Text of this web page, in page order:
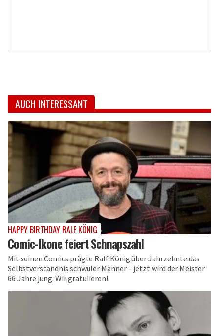
AUCH INTERESSANT
HAPPY BIRTHDAY RALF KÖNIG
Comic-Ikone feiert Schnapszahl
Mit seinen Comics prägte Ralf König über Jahrzehnte das
Selbstverständnis schwuler Männer – jetzt wird der Meister
66 Jahre jung. Wir gratulieren!